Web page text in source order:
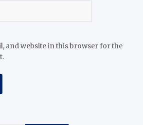
and website in this browser for the